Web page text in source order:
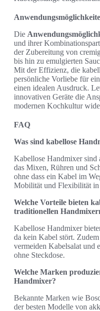
Die
und ihrer
der Zubereitung von
bis hin zu emulgierten
Mit der Effizienz, die
persönliche Vorliebe für
einen idealen Ausdruck.
innovativen Geräte die
modernen Kochkultur
FAQ
Was sind kabellose
Kabellose Handmixer sind
das Mixen, Rühren und
ohne dass ein Kabel im
Mobilität und Flexibilität in
Welche Vorteile bieten
traditionellen
Kabellose Handmixer
da kein Kabel stört.
vermeiden Kabelsalat und
ohne Steckdose.
Welche Marken
Handmixer?
Bekannte Marken wie
der besten Modelle von